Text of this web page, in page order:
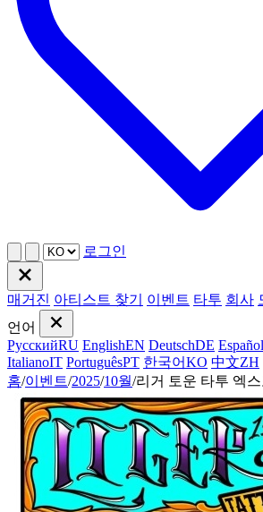
로그인
매거진 아티스트 찾기 이벤트 타투 회사
언어
РусскийRU EnglishEN DeutschDE Español
ItalianoIT PortuguêsPT 한국어KO 中文ZH
홈/이벤트/2025/10월/리거 토운 타투 엑스